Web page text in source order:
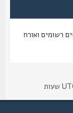
ואורח